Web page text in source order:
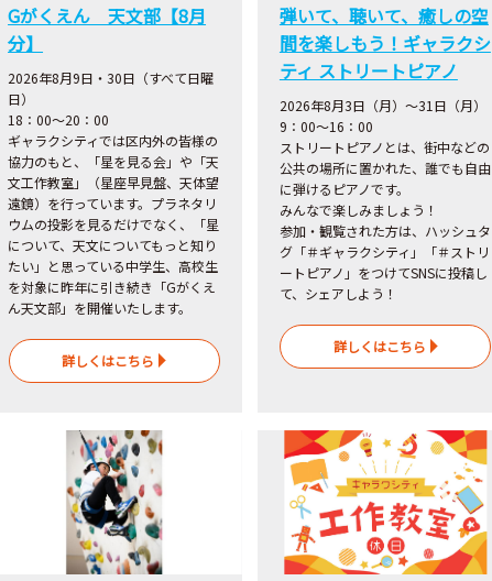
Gがくえん 天文部【8月
分】
2026年8月9日・30日（すべて日曜
日）
18：00～20：00
ギャラクシティでは区内外の皆様の
協力のもと、「星を見る会」や「天
文工作教室」（星座早見盤、天体望
遠鏡）を行っています。プラネタリ
ウムの投影を見るだけでなく、「星
について、天文についてもっと知り
たい」と思っている中学生、高校生
を対象に昨年に引き続き「Gがくえ
ん天文部」を開催いたします。
詳しくはこちら
弾いて、聴いて、癒しの空
間を楽しもう！ギャラクシ
ティ ストリートピアノ
2026年8月3日（月）～31日（月）
9：00～16：00
ストリートピアノとは、街中などの
公共の場所に置かれた、誰でも自由
に弾けるピアノです。
みんなで楽しみましょう！
参加・観覧された方は、ハッシュタ
グ「＃ギャラクシティ」「＃ストリ
ートピアノ」をつけてSNSに投稿し
て、シェアしよう！
詳しくはこちら